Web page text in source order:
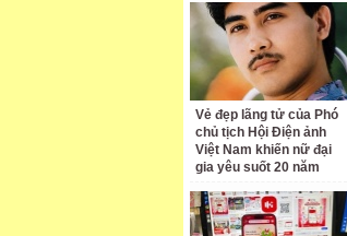
Vẻ đẹp lãng tử của Phó
chủ tịch Hội Điện ảnh
Việt Nam khiến nữ đại
gia yêu suốt 20 năm